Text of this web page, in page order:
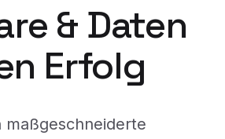
& Daten
Erfolg